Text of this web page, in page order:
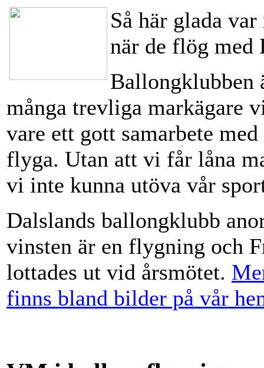
Så här glada
när de flög med
Ballongklubben
många trevliga markägare
vare ett gott samarbete
flyga. Utan att vi får låna
vi inte kunna utöva vår
Dalslands ballongklubb
vinsten är en flygning och
lottades ut vid årsmötet.
finns bland bilder på vår